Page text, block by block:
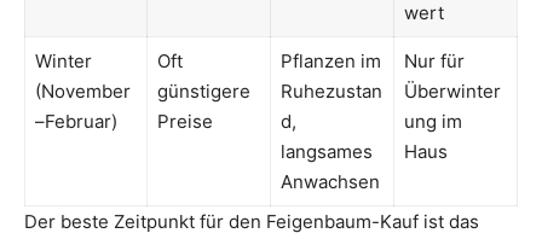
wert
Winter
(November
–Februar)
Oft
günstigere
Preise
Pflanzen im
Ruhezustan
d,
langsames
Anwachsen
Nur für
Überwinter
ung im
Haus
Der beste Zeitpunkt für den Feigenbaum-Kauf ist das